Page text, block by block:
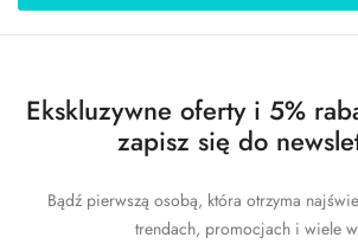
Ekskluzywne oferty i 5%
zapisz się do
Bądź pierwszą osobą, która otrzyma
trendach, promocjach i wiele